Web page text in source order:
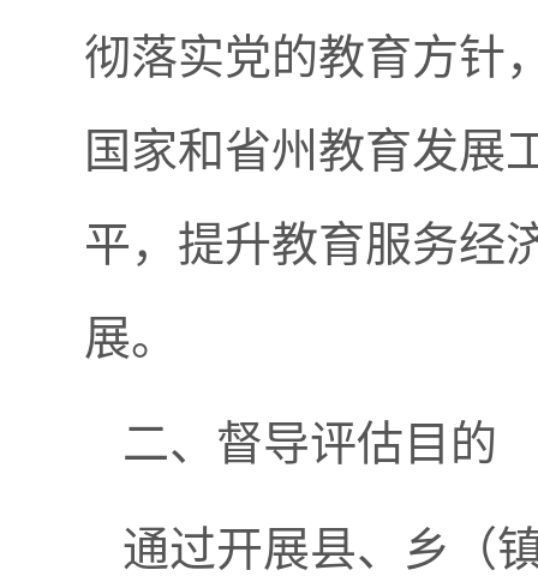
彻落实党的教育方针
国家和省州教育发展
平，提升教育服务经
展。
二、督导评估目的
通过开展县、乡（